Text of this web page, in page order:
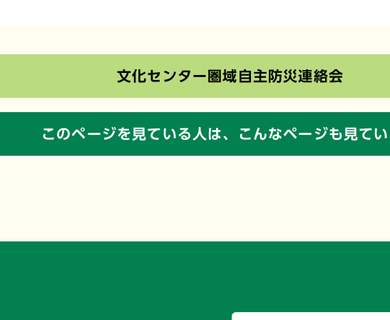
文化センター圏域自主防災連絡会
このページを見ている人は、 こんなページも見て